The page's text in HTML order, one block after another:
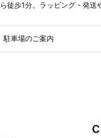
徒歩1分。ラッピング・発送
駐車場のご案内